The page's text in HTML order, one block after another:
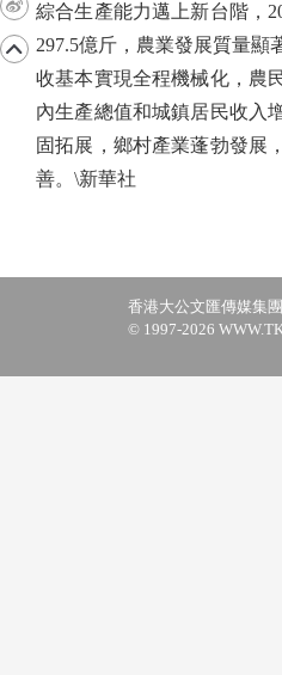
綜合生產能力邁上新台階，
297.5億斤，農業發展質量顯
收基本實現全程機械化，農
內生產總值和城鎮居民收入
固拓展，鄉村產業蓬勃發展
善。\新華社
香港大公文匯傳媒集
© 1997-2026